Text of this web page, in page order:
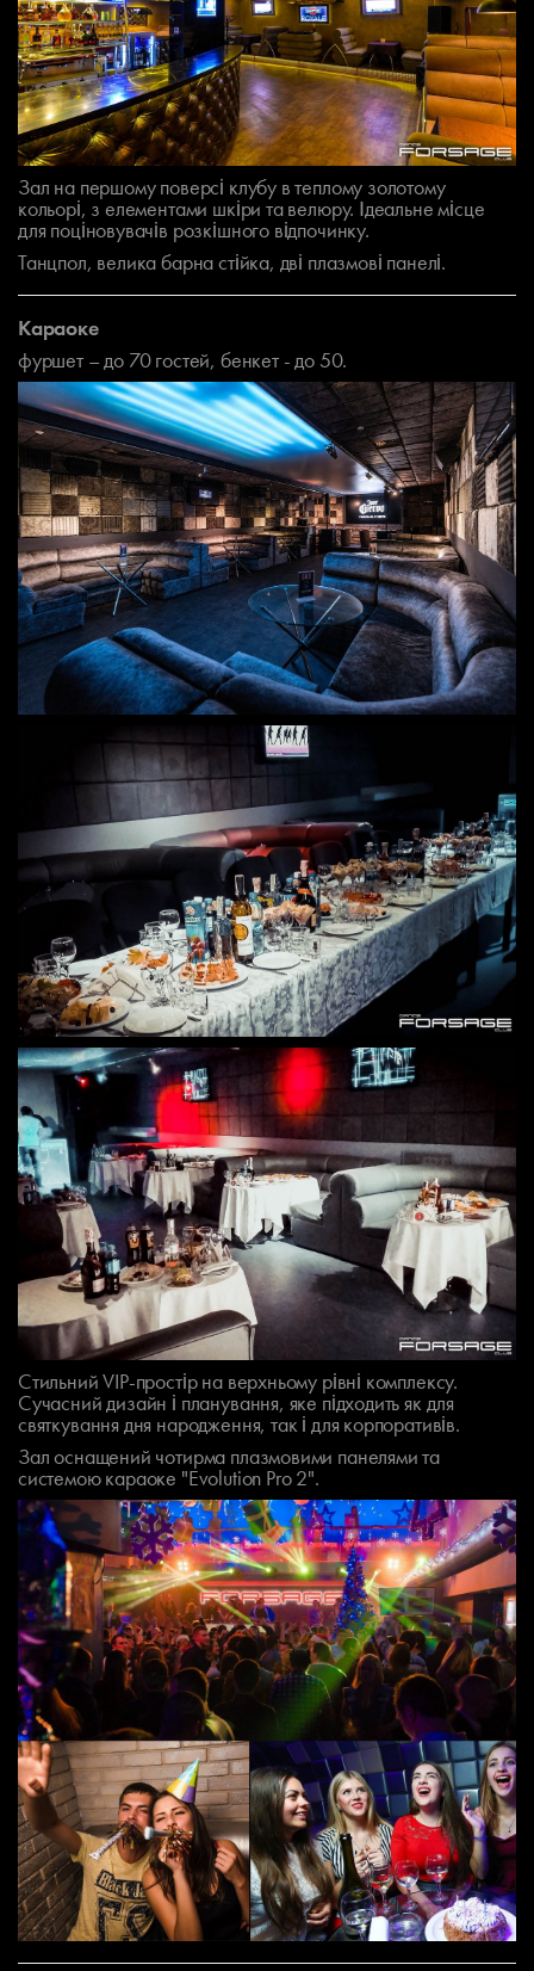
Зал на першому поверсі клубу в теплому золотому
кольорі, з елементами шкіри та велюру. Ідеальне місце
для поціновувачів розкішного відпочинку.
Танцпол, велика барна стійка, дві плазмові панелі.
Караоке
фуршет – до 70 гостей, бенкет - до 50.
Стильний VIP-простір на верхньому рівні комплексу.
Сучасний дизайн і планування, яке підходить як для
святкування дня народження, так і для корпоративів.
Зал оснащений чотирма плазмовими панелями та
системою караоке "Evolution Pro 2".